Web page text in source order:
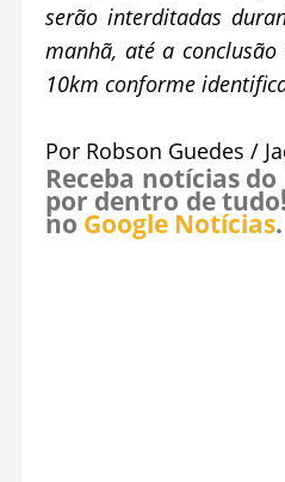
serão interditadas
manhã, até a
10km conforme
Por Robson Guedes /
Receba notícias
por dentro de
no Google Notícias.